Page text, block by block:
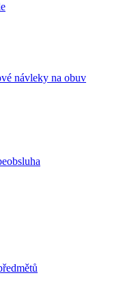
návleky na obuv